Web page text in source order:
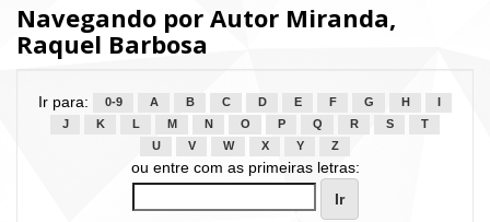
Navegando por Autor Miranda,
Raquel Barbosa
Ir para: 0-9 A B C D E F G H
J
K L M N O P Q R S
T
U
V W X Y Z
ou entre com as primeiras letras: